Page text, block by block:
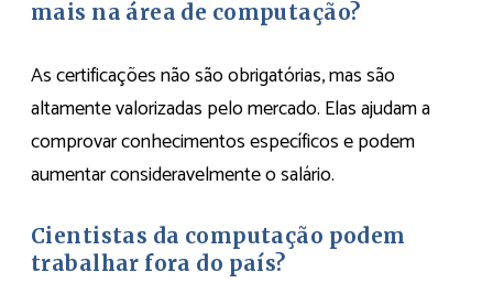
mais na área de computação?
As certificações não são obrigatórias, mas são
altamente valorizadas pelo mercado. Elas ajudam a
comprovar conhecimentos específicos e podem
aumentar consideravelmente o salário.
Cientistas da computação podem
trabalhar fora do país?